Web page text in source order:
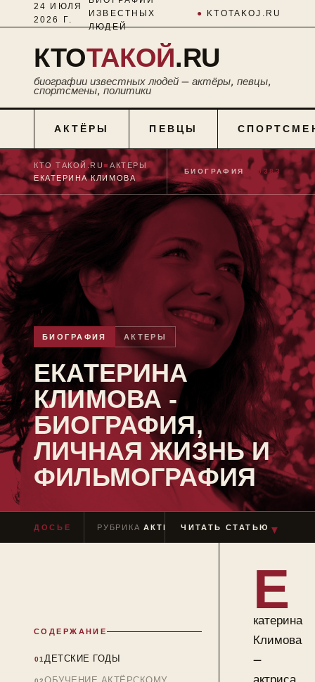
24 ИЮЛЯ
2026 Г.
ИЗВЕСТНЫХ
ЛЮДЕЙ
● KTOTAKOJ.RU
КТОТАКОЙ.RU
биографии известных людей — актёры, певцы,
спортсмены, политики
АКТЁРЫ ПЕВЦЫ
КТО ТАКОЙ.RU■АКТЕРЫ
■
ЕКАТЕРИНА КЛИМОВА
БИОГРАФИЯ № 0383
БИОГРАФИЯ АКТЕРЫ
ЕКАТЕРИНА
КЛИМОВА -
БИОГРАФИЯ,
ЛИЧНАЯ ЖИЗНЬ И
ФИЛЬМОГРАФИЯ
ДОСЬЕ РУБРИКААКТЕРЫ ЧТЕНИЕ ≈ 11 МИН
ЧИТАТЬ СТАТЬЮ ▼
СОДЕРЖАНИЕ
ДЕТСКИЕ ГОДЫ
Е
катерина
Климова
—
актриса